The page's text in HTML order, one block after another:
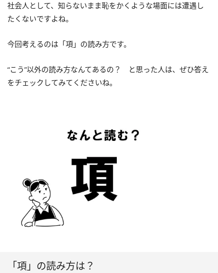
社会人として、知らないまま恥をかくような場面には遭遇し
たくないですよね。
今回考えるのは「項」の読み方です。
“こう”以外の読み方なんてあるの？ と思った人は、ぜひ答え
をチェックしてみてくださいね。
「項」の読み方は？